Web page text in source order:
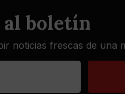
al boletín
noticias frescas de una